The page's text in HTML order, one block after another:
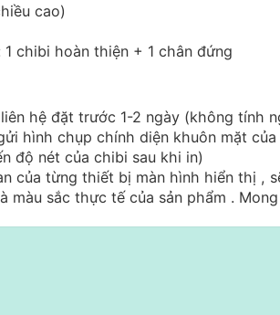
cao)
chibi hoàn thiện + 1 chân đứng
hệ đặt trước 1-2 ngày (không tính
hình chụp chính diện khuôn mặt
độ nét của chibi sau khi in)
của từng thiết bị màn hình hiển thị ,
màu sắc thực tế của sản phẩm .